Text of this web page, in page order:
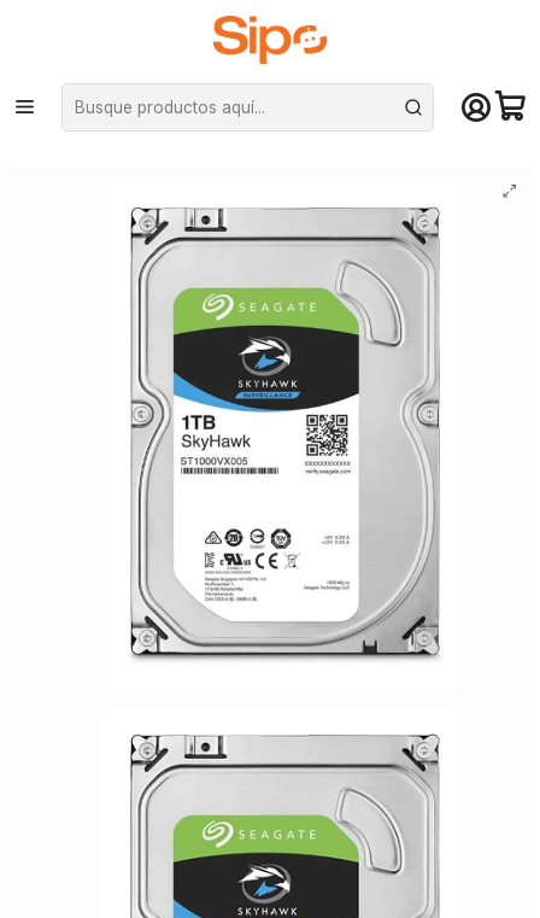
¡Compra hasta mediodía y recibe hoy! De lunes a sábado en el gran
Santiago. Envío gratis desde $29.990
Componentes PC Unidad de Estado Sólido (SSD)
Disco duro interno Seagate Skyhawk 1TB, 3.5" - Surveillance